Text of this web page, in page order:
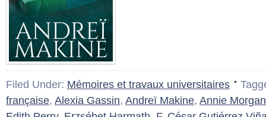
Filed Under: Mémoires et travaux universitaires
française, Alexia Gassin, Andreï Makine, Annie Morgan